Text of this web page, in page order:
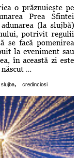
o prăznuieşte pe
Prea Sfintei
(la slujbă)
potrivit regulii
se facă pomenirea
la eveniment sau
în această zi este
...
slujba, credinciosi